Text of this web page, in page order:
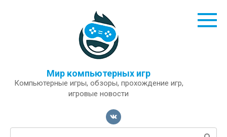
Мир компьютерных игр
Компьютерные игры, обзоры, прохождение игр,
игровые новости
Поиск: